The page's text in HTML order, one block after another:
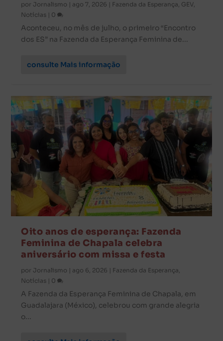
por Jornalismo | ago 7, 2026 | Fazenda da Esperança, GEV,
Notícias | 0
Aconteceu, no mês de julho, o primeiro “Encontro
dos ES” na Fazenda da Esperança Feminina de...
consulte Mais informação
Oito anos de esperança: Fazenda
Feminina de Chapala celebra
aniversário com missa e festa
por Jornalismo | ago 6, 2026 | Fazenda da Esperança,
Notícias | 0
A Fazenda da Esperança Feminina de Chapala, em
Guadalajara (México), celebrou com grande alegria
o...